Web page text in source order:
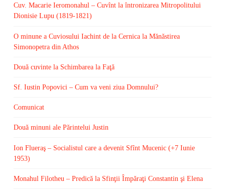
Cuv. Macarie Ieromonahul – Cuvînt la întronizarea Mitropolitului
Dionisie Lupu (1819-1821)
O minune a Cuviosului Iachint de la Cernica la Mănăstirea
Simonopetra din Athos
Două cuvinte la Schimbarea la Faţă
Sf. Iustin Popovici – Cum va veni ziua Domnului?
Comunicat
Două minuni ale Părintelui Justin
Ion Flueraş – Socialistul care a devenit Sfînt Mucenic (+7 Iunie
1953)
Monahul Filotheu – Predică la Sfinţii Împăraţi Constantin şi Elena